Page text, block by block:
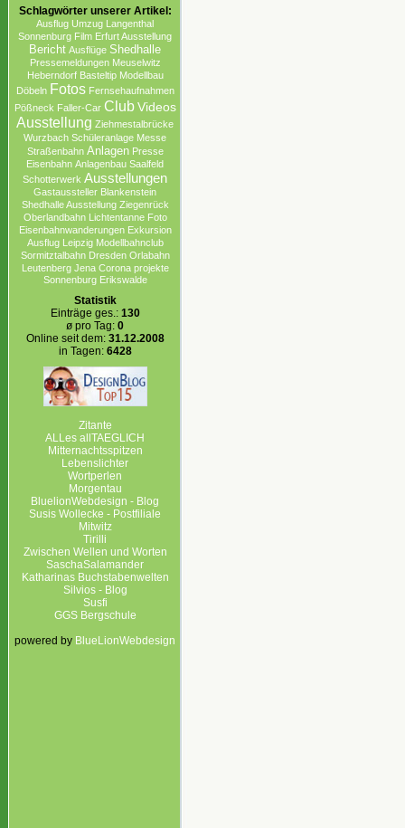
Schlagwörter unserer Artikel:
Ausflug Umzug Langenthal
Sonnenburg Film Erfurt Ausstellung
Bericht Ausflüge Shedhalle
Pressemeldungen Meuselwitz
Heberndorf Basteltip Modellbau
Döbeln Fotos Fernsehaufnahmen
Pößneck Faller-Car Club Videos
Ausstellung Ziehmestalbrücke
Wurzbach Schüleranlage Messe
Straßenbahn Anlagen Presse
Eisenbahn Anlagenbau Saalfeld
Schotterwerk Ausstellungen
Gastaussteller Blankenstein
Shedhalle Ausstellung Ziegenrück
Oberlandbahn Lichtentanne Foto
Eisenbahnwanderungen Exkursion
Ausflug Leipzig Modellbahnclub
Sormitztalbahn Dresden Orlabahn
Leutenberg Jena Corona projekte
Sonnenburg Erikswalde
Statistik
Einträge ges.: 130
ø pro Tag: 0
Online seit dem: 31.12.2008
in Tagen: 6428
Zitante
ALLes allTAEGLICH
Mitternachtsspitzen
Lebenslichter
Wortperlen
Morgentau
BluelionWebdesign - Blog
Susis Wollecke - Postfiliale
Mitwitz
Tirilli
Zwischen Wellen und Worten
SaschaSalamander
Katharinas Buchstabenwelten
Silvios - Blog
Susfi
GGS Bergschule
powered by BlueLionWebdesign